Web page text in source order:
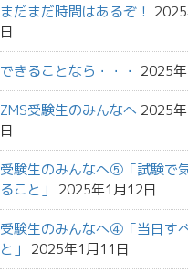
まだまだ時間はあるぞ！
日
できることなら・・・ 2025
ZMS受験生のみんなへ 2025
日
受験生のみんなへ⑤「試験で気
ること」
2025年1月12日
受験生のみんなへ④「当日す
と」
2025年1月11日